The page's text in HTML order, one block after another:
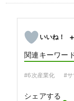
関連キーワー
#6次産業化 #
シェアする